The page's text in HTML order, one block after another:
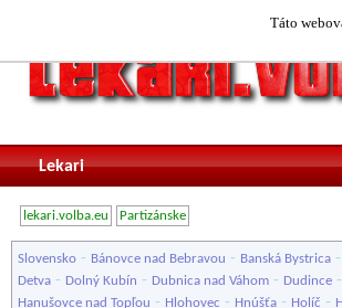
Táto
Lekari
lekari.volba.eu Partizánske
Slovensko - Bánovce nad Bebravou - Banská Bystrica -
Detva - Dolný Kubín - Dubnica nad Váhom - Dudince -
Hanušovce nad Topľou - Hlohovec - Hnúšťa - Holíč -